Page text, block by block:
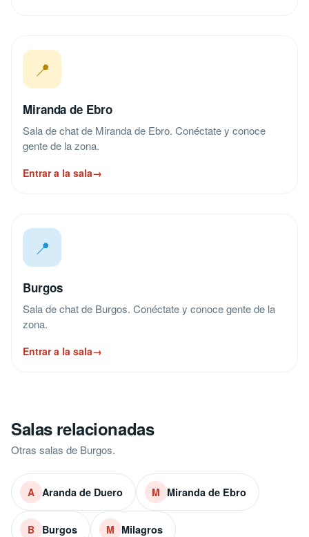
📍
Miranda de Ebro
Sala de chat de Miranda de Ebro. Conéctate y conoce
gente de la zona.
Entrar a la sala→
📍
Burgos
Sala de chat de Burgos. Conéctate y conoce gente de la
zona.
Entrar a la sala→
Salas relacionadas
Otras salas de Burgos.
A Aranda de Duero M Miranda de Ebro
B Burgos M Milagros